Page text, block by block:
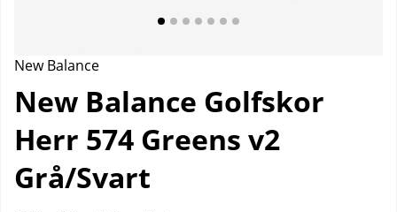
New Balance
New Balance Golfskor
Herr 574 Greens v2
Grå/Svart